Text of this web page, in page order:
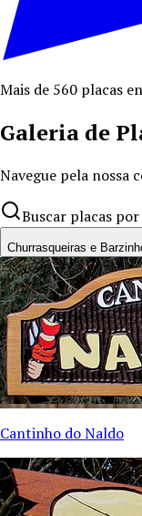
Mais de 560 placas
Galeria de
Navegue pela nossa
Buscar placas
Churrasqueiras e
Cantinho do Naldo